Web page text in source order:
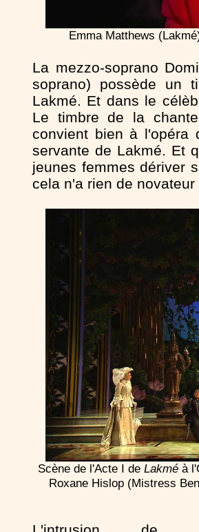
Emma Matthews
La mezzo-soprano
soprano) possède un
Lakmé. Et dans le
Le timbre de la
convient bien à l'opéra
servante de Lakmé. Et
jeunes femmes dériver
cela n'a rien de
Scène de l'Acte I de Lakméà
Roxane Hislop (Mistress